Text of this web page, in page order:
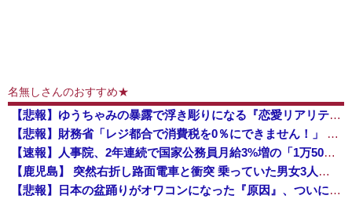
名無しさんのおすすめ★
【悲報】ゆうちゃみの暴露で浮き彫りになる『恋愛リアリティー番組』の裏側がヤバイ・・・・・
【悲報】財務省「レジ都合で消費税を0％にできません！」 → X民「指定ゴミ袋を買ってレシート見たら消費税はゼロになるんだけど？」ｗｗｗｗｗｗｗｗ...
【速報】人事院、2年連続で国家公務員月給3%増の「1万5056円」引き上げ勧告 2年で6%超え
【鹿児島】 突然右折し路面電車と衝突 乗っていた男女3人は車を放置しダッシュで逃走中
【悲報】日本の盆踊りがオワコンになった『原因』、ついに判明する・・・・・